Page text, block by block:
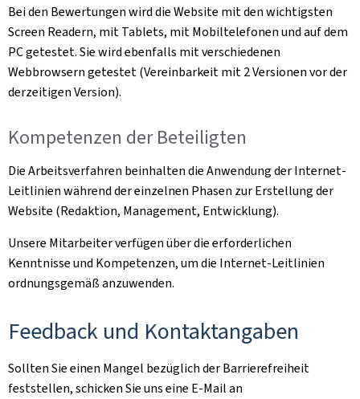
Bei den Bewertungen wird die Website mit den wichtigsten
Screen Readern, mit Tablets, mit Mobiltelefonen und auf dem
PC getestet. Sie wird ebenfalls mit verschiedenen
Webbrowsern getestet (Vereinbarkeit mit 2 Versionen vor der
derzeitigen Version).
Kompetenzen der Beteiligten
Die Arbeitsverfahren beinhalten die Anwendung der Internet-
Leitlinien während der einzelnen Phasen zur Erstellung der
Website (Redaktion, Management, Entwicklung).
Unsere Mitarbeiter verfügen über die erforderlichen
Kenntnisse und Kompetenzen, um die Internet-Leitlinien
ordnungsgemäß anzuwenden.
Feedback und Kontaktangaben
Sollten Sie einen Mangel bezüglich der Barrierefreiheit
feststellen, schicken Sie uns eine E-Mail an